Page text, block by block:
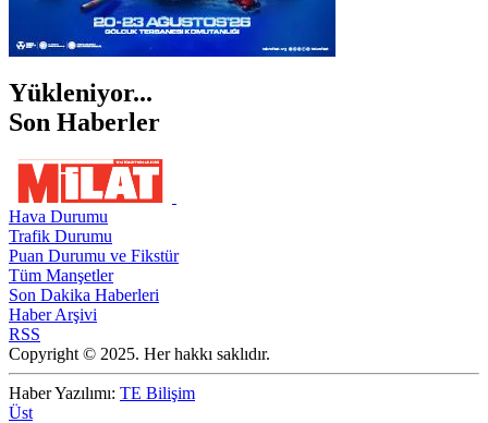
Yükleniyor...
Son Haberler
Hava Durumu
Trafik Durumu
Puan Durumu ve Fikstür
Tüm Manşetler
Son Dakika Haberleri
Haber Arşivi
RSS
Copyright © 2025. Her hakkı saklıdır.
Haber Yazılımı: TE Bilişim
Üst